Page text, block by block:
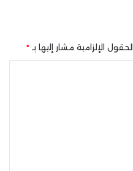
الحقول الإلزامية مشار إليها بـ*